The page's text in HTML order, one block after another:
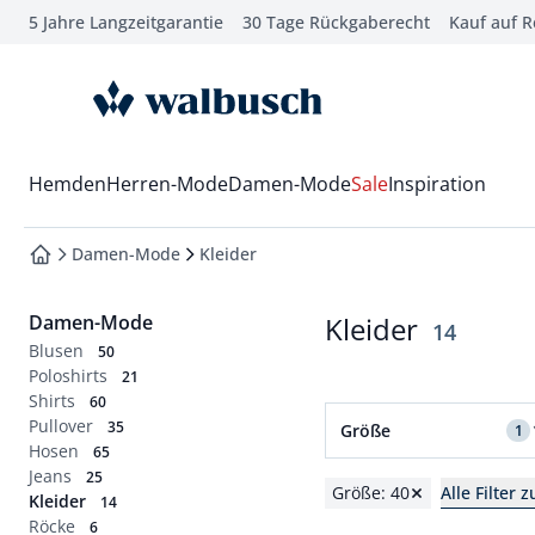
springen
springen
springen
5 Jahre Langzeitgarantie 30 Tage Rückgaberecht Kauf auf
zur Startseite
Wechsel in das Menü mit Pfeil-Runter Taste
HemdenHerren-ModeDamen-ModeSaleInspiration
zur Startseite
Damen-Mode Kleider
Damen-Mode
Blusen 50
Poloshirts 21
Shirts 60
Pullover 35
Hosen 65
Jeans 25
Kleider 14
Röcke 6
Kleider Ergebnisse
14
Filter für Größe 40
Größe 1
Größe: 40 Alle Filter